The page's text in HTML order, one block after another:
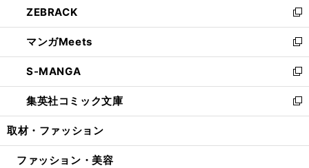
く
で
開
く
ド
ウ
で
開
く
ィ
ン
ド
ウ
で
開
く
い
ウ
ィ
ン
ド
ウ
で
開
ZEBRACK
新
し
い
ウ
ィ
ン
ド
ウ
開
マンガMeets
新
し
い
ウ
ィ
ン
ウ
S-MANGA
新
し
い
ウ
ン
集英社コミック文庫
新
し
ウ
取材・ファッション
ファッション・美容